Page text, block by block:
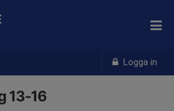
Logga in
13-16